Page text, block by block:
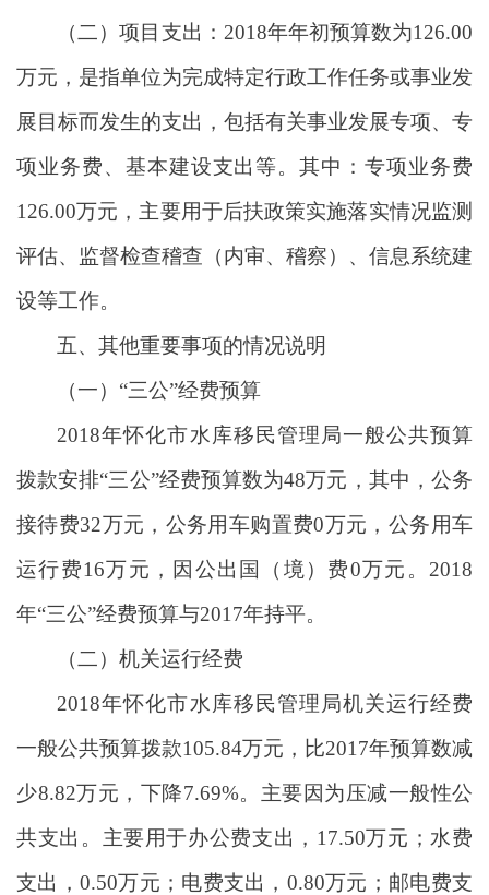
（二）项目支出：2018年年初预算数为126.00
万元，是指单位为完成特定行政工作任务或事业发
展目标而发生的支出，包括有关事业发展专项、专
项业务费、基本建设支出等。其中：专项业务费
126.00万元，主要用于后扶政策实施落实情况监测
评估、监督检查稽查（内审、稽察）、信息系统建
设等工作。
五、其他重要事项的情况说明
（一）“三公”经费预算
2018年怀化市水库移民管理局一般公共预算
拨款安排“三公”经费预算数为48万元，其中，公务
接待费32万元，公务用车购置费0万元，公务用车
运行费16万元，因公出国（境）费0万元。2018
年“三公”经费预算与2017年持平。
（二）机关运行经费
2018年怀化市水库移民管理局机关运行经费
一般公共预算拨款105.84万元，比2017年预算数减
少8.82万元，下降7.69%。主要因为压减一般性公
共支出。主要用于办公费支出，17.50万元；水费
支出，0.50万元；电费支出，0.80万元；邮电费支